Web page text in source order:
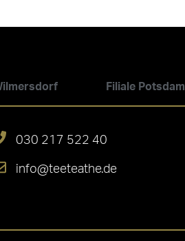
Filiale Potsdam
030 217 522 40
info@teeteathe.de